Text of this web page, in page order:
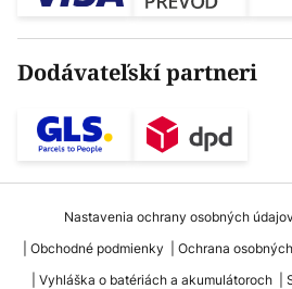
Dodávateľskí partneri
Nastavenia ochrany osobných údajov
Obchodné podmienky
Ochrana
Vyhláška o batériách a akumulátoroch